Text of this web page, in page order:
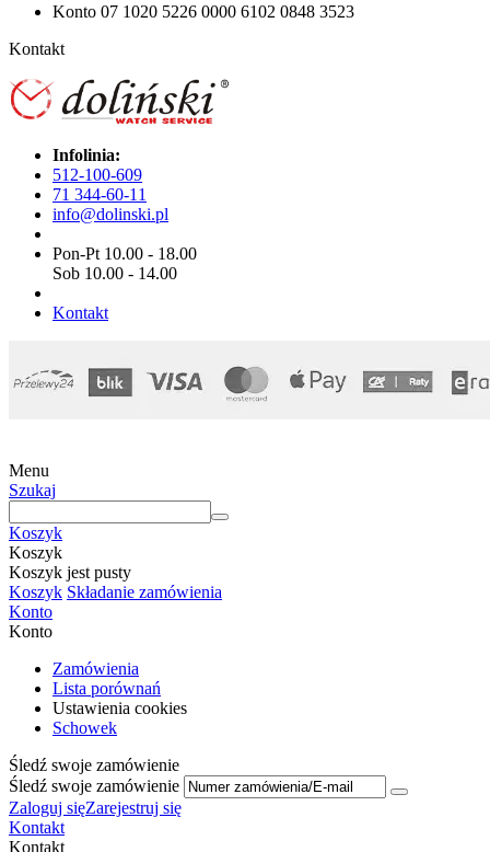
Konto 07 1020 5226 0000 6102 0848 3523
Kontakt
Infolinia:
512-100-609
71 344-60-11
info@dolinski.pl
Pon-Pt 10.00 - 18.00
Sob 10.00 - 14.00
Kontakt
Menu
Szukaj
Koszyk
Koszyk
Koszyk jest pusty
Koszyk Składanie zamówienia
Konto
Konto
Zamówienia
Lista porównań
Ustawienia cookies
Schowek
Śledź swoje zamówienie
Śledź swoje zamówienie
Zaloguj sięZarejestruj się
Kontakt
Kontakt